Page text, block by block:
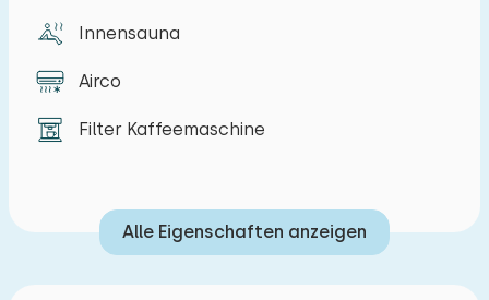
Innensauna
Airco
Filter Kaffeemaschine
Alle Eigenschaften anzeigen